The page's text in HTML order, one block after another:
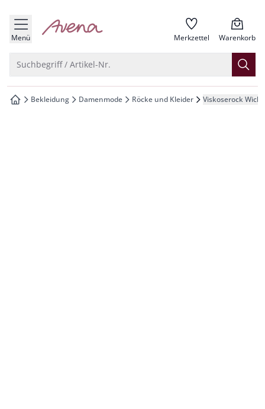
springen
springen
springen
springen
Menü zur Startseite Merkzettel Warenkorb
Suchbegriff / Artikel-Nr.
zur Startseite
Bekleidung Damenmode Röcke und Kleider Viskoserock